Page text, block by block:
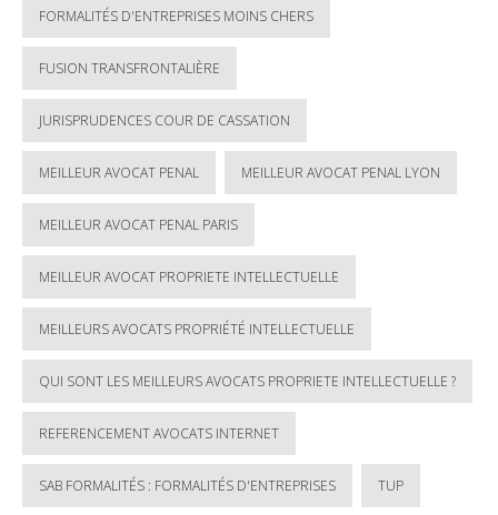
FORMALITÉS D'ENTREPRISES MOINS CHERS
FUSION TRANSFRONTALIÈRE
JURISPRUDENCES COUR DE CASSATION
MEILLEUR AVOCAT PENAL MEILLEUR AVOCAT PENAL LYON
MEILLEUR AVOCAT PENAL PARIS
MEILLEUR AVOCAT PROPRIETE INTELLECTUELLE
MEILLEURS AVOCATS PROPRIÉTÉ INTELLECTUELLE
QUI SONT LES MEILLEURS AVOCATS PROPRIETE INTELLECTUELLE ?
REFERENCEMENT AVOCATS INTERNET
SAB FORMALITÉS : FORMALITÉS D'ENTREPRISES TUP